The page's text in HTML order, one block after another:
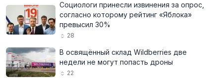
Социологи принесли извинения за опрос,
согласно которому рейтинг «Яблока»
превысил 30%
28
В освящённый склад Wildberries две
недели не могут попасть дроны
22